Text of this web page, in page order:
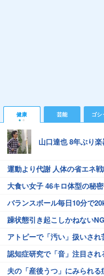
健康 芸能 ゴシ
山口達也 8年ぶり
運動より代謝 人体の省エネ
大食い女子 46キロ体型の秘密
バランスボール毎日10分で
躁状態引き起こしかねない
アトピーで「汚い」扱いされ
認知症研究で「音」注目され
夫の「産後うつ」にみられる